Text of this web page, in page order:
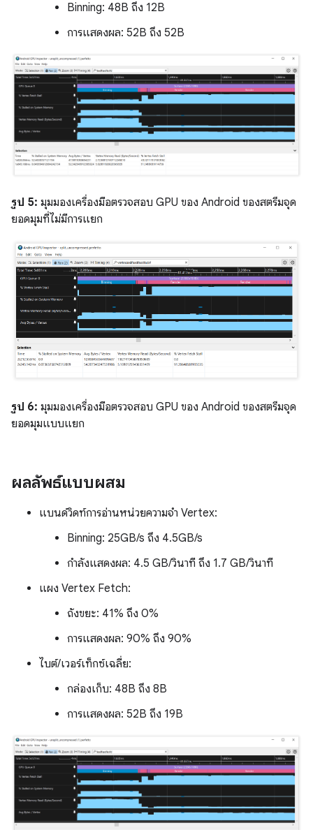
Binning: 48B ถึง 12B
การแสดงผล: 52B ถึง 52B
รูป 5: มุมมองเครื่องมือตรวจสอบ GPU ของ Android ของสตรีมจุด
ยอดมุมที่ไม่มีการแยก
รูป 6: มุมมองเครื่องมือตรวจสอบ GPU ของ Android ของสตรีมจุด
ยอดมุมแบบแยก
ผลลัพธ์แบบผสม
แบนด์วิดท์การอ่านหน่วยความจำ Vertex:
Binning: 25GB/s ถึง 4.5GB/s
กำลังแสดงผล: 4.5 GB/วินาที ถึง 1.7 GB/วินาที
แผง Vertex Fetch:
ถังขยะ: 41% ถึง 0%
การแสดงผล: 90% ถึง 90%
ไบต์/เวอร์เท็กซ์เฉลี่ย:
กล่องเก็บ: 48B ถึง 8B
การแสดงผล: 52B ถึง 19B